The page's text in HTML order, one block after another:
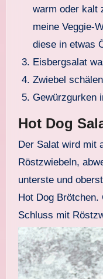
warm oder kalt
meine Veggie-
diese in etwas
Eisbergsalat
Zwiebel
Gewürzgurken
Hot Dog
Der Salat wird mit
Röstzwiebeln,
unterste und
Hot Dog
Schluss mit